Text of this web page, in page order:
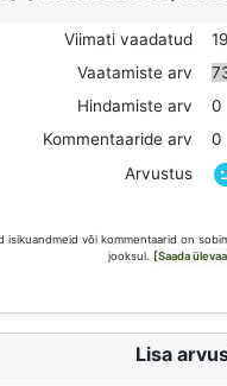
Viimati vaadatud
Vaatamiste arv
Hindamiste arv
0
Kommentaaride arv
0
Arvustus
isikuandmeid või kommentaarid on
jooksul.
[Saada
Lisa